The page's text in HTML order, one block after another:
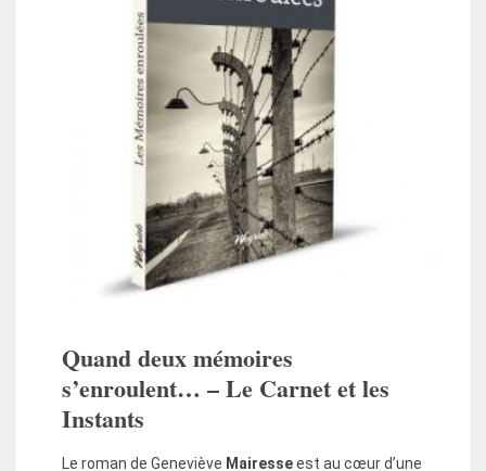
Quand deux mémoires
s’enroulent… – Le Carnet et les
Instants
Le roman de Geneviève Mairesseest au cœur d’une